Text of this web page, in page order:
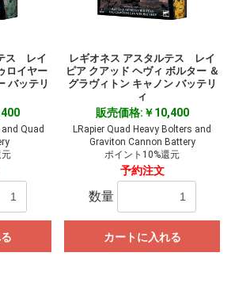
ス レイ
ロイヤー
バッテリ
Quad
レギオネス アスタルテス レイ
ピア クアッド ヘヴィ ボルター ＆
グラヴィトン キャノン バッテリ
ィ
販売価格:￥10,400
LRapier Quad Heavy Bolters and
Graviton Cannon Battery
ポイント10%還元
予約注文
数量
カートに入れる